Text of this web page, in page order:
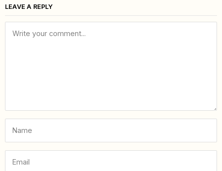
LEAVE A REPLY